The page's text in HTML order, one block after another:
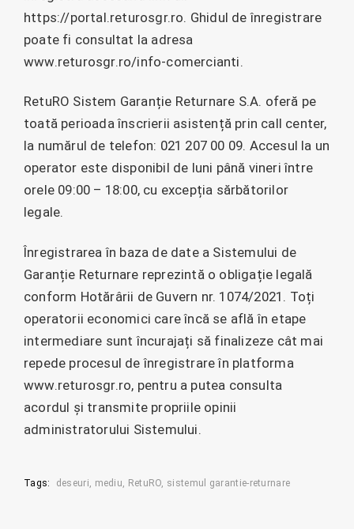
https://portal.returosgr.ro. Ghidul de înregistrare
poate fi consultat la adresa
www.returosgr.ro/info-comercianti.
RetuRO Sistem Garanție Returnare S.A. oferă pe
toată perioada înscrierii asistență prin call center,
la numărul de telefon: 021 207 00 09. Accesul la un
operator este disponibil de luni până vineri între
orele 09:00 – 18:00, cu excepția sărbătorilor
legale.
Înregistrarea în baza de date a Sistemului de
Garanție Returnare reprezintă o obligație legală
conform Hotărârii de Guvern nr. 1074/2021. Toți
operatorii economici care încă se află în etape
intermediare sunt încurajați să finalizeze cât mai
repede procesul de înregistrare în platforma
www.returosgr.ro, pentru a putea consulta
acordul și transmite propriile opinii
administratorului Sistemului.
Tags: deseuri mediu RetuRO sistemul garantie-returnare